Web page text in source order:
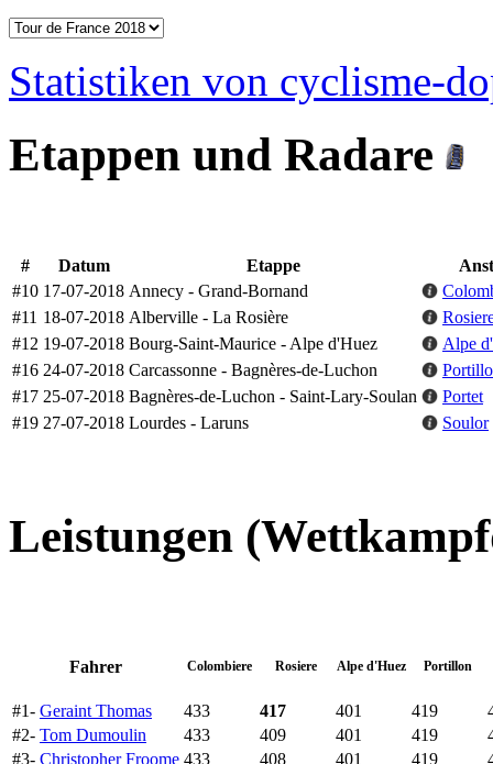
Statistiken von cyclisme-
Etappen und Radare
# Datum Etappe
#10 17-07-2018 Annecy - Grand-Bornand
#11 18-07-2018 Alberville - La Rosière
#12 19-07-2018 Bourg-Saint-Maurice - Alpe d'Huez
Alpe
#16 24-07-2018 Carcassonne - Bagnères-de-Luchon
#17 25-07-2018 Bagnères-de-Luchon - Saint-Lary-Soulan
Portet
#19 27-07-2018 Lourdes - Laruns Soulor
Leistungen
Fahrer Colombiere Rosiere Alpe d'Huez Portillon
#1- Geraint Thomas 433 417 401 419
#2- Tom Dumoulin 433 409 401 419
#3- Christopher Froome 433 408 401 419